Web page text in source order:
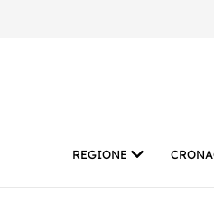
REGIONE